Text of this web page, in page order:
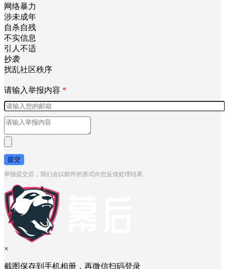
不友善
垃圾广告
违法违规
色情低俗
涉嫌侵权
网络暴力
涉未成年
不实信息
引人不适
抄袭
扰乱社区秩序
提交
举报提交后，我们会以邮件的形式向您反馈处理结果。